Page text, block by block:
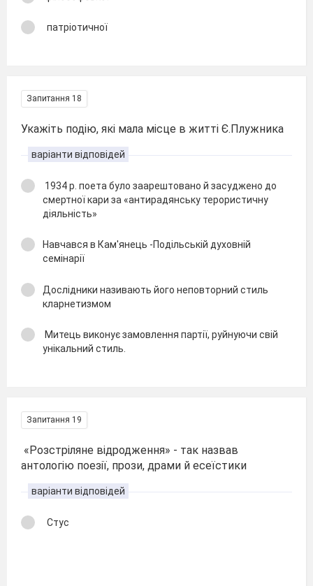
патріотичної
Запитання 18
Укажіть подію, які мала місце в житті Є.Плужника
варіанти відповідей
1934 р. поета було заарештовано й засуджено до
смертної кари за «антирадянську терористичну
діяльність»
Навчався в Кам'янець -Подільській духовній
семінарії
Дослідники називають його неповторний стиль
кларнетизмом
Митець виконує замовлення партії, руйнуючи свій
унікальний стиль.
Запитання 19
«Розстріляне відродження» - так назвав
антологію поезії, прози, драми й есеїстики
варіанти відповідей
Стус